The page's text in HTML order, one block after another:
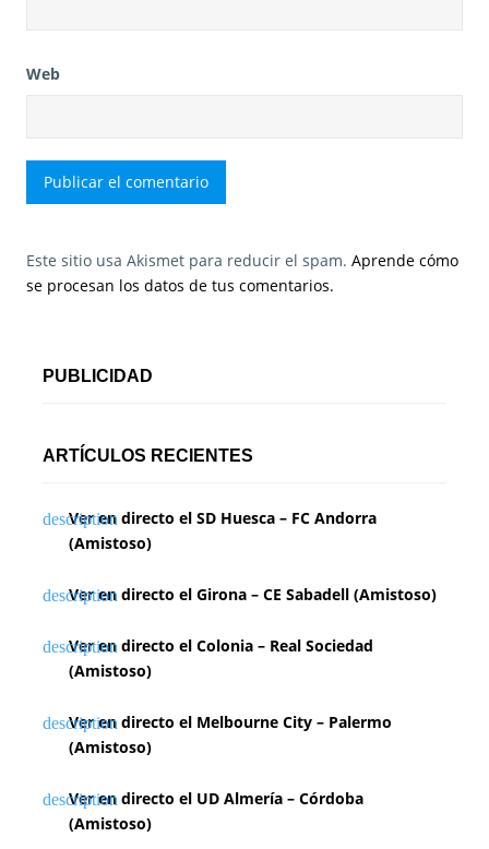
Web
Este sitio usa Akismet para reducir el spam. Aprende cómo
se procesan los datos de tus comentarios.
PUBLICIDAD
ARTÍCULOS RECIENTES
Ver en directo el SD Huesca – FC Andorra
(Amistoso)
Ver en directo el Girona – CE Sabadell (Amistoso)
Ver en directo el Colonia – Real Sociedad
(Amistoso)
Ver en directo el Melbourne City – Palermo
(Amistoso)
Ver en directo el UD Almería – Córdoba
(Amistoso)